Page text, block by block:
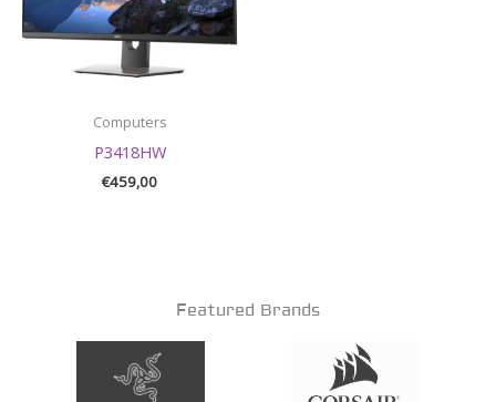
Computers
P3418HW
€459,00
Featured Brands